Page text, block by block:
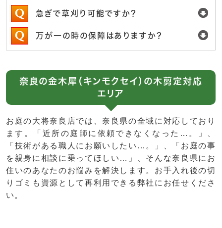
急ぎで草刈り可能ですか？
万が一の時の保障はありますか？
奈良の金木犀（キンモクセイ）の木剪定対応
エリア
お庭の大将奈良店では、奈良県の全域に対応しており
ます。「近所の庭師に依頼できなくなった…。」、
「技術がある職人にお願いしたい…。」、「お庭の事
を親身に相談に乗ってほしい…」、そんな奈良県にお
住いのあなたのお悩みを解決します。お手入れ後の切
りゴミも資源として再利用できる弊社にお任せくださ
い。